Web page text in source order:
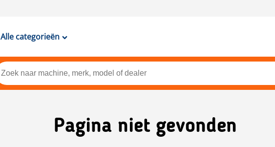
Alle categorieën
Pagina niet gevonden